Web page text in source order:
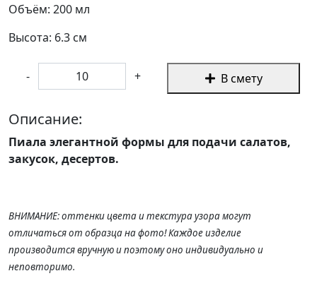
Объём: 200 мл
Высота: 6.3 см
- + В смету
Описание:
Пиала элегантной формы для подачи салатов,
закусок, десертов.
ВНИМАНИЕ: оттенки цвета и текстура узора могут
отличаться от образца на фото! Каждое изделие
производится вручную и поэтому оно индивидуально и
неповторимо.